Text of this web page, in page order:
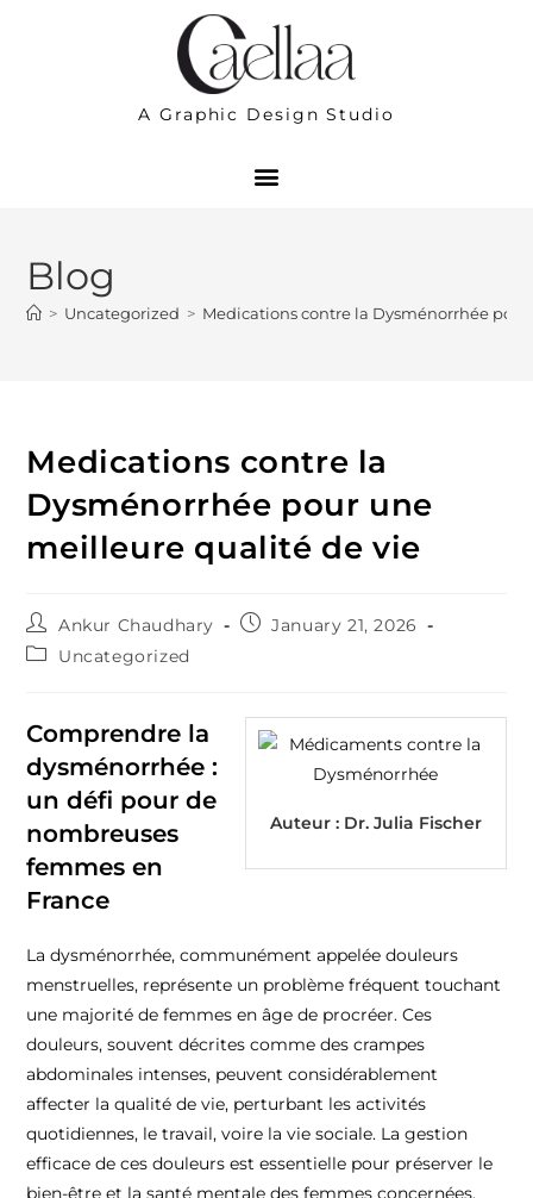
A Graphic Design Studio
Blog
> Uncategorized > Medications contre la Dysménorrhée
Medications contre la
Dysménorrhée pour une
meilleure qualité de vie
Ankur Chaudhary
January 21, 2026
Uncategorized
Auteur : Dr. Julia Fischer
Comprendre la
dysménorrhée :
un défi pour de
nombreuses
femmes en
France
La dysménorrhée, communément appelée douleurs
menstruelles, représente un problème fréquent touchant
une majorité de femmes en âge de procréer. Ces
douleurs, souvent décrites comme des crampes
abdominales intenses, peuvent considérablement
affecter la qualité de vie, perturbant les activités
quotidiennes, le travail, voire la vie sociale. La gestion
efficace de ces douleurs est essentielle pour préserver le
bien-être et la santé mentale des femmes concernées.